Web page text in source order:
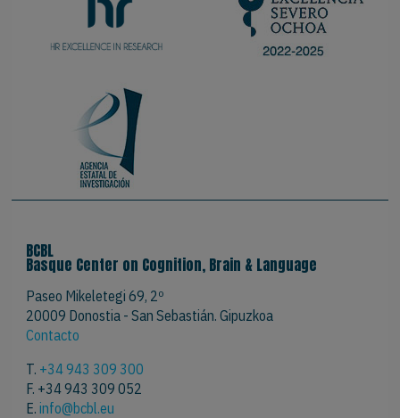
BCBL
Basque Center on Cognition, Brain & Language
Paseo Mikeletegi 69, 2º
20009 Donostia - San Sebastián. Gipuzkoa
Contacto
T. +34 943 309 300
F. +34 943 309 052
E.info@bcbl.eu